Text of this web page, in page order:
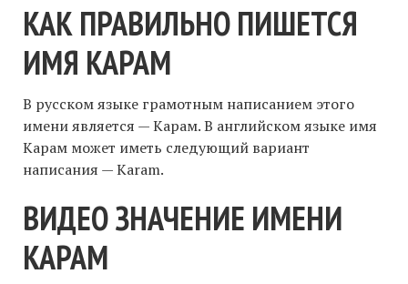
КАК ПРАВИЛЬНО ПИШЕТСЯ
ИМЯ КАРАМ
В русском языке грамотным написанием этого
имени является — Карам. В английском языке имя
Карам может иметь следующий вариант
написания — Karam.
ВИДЕО ЗНАЧЕНИЕ ИМЕНИ
КАРАМ